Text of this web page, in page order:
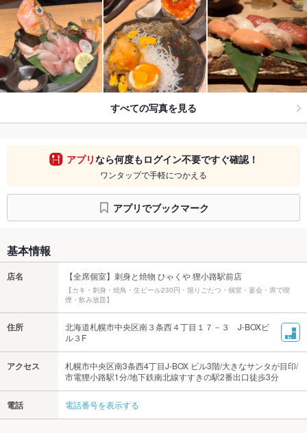
すべての写真を見る
アプリなら何度もログイン不要ですぐ確認！
ワンタップで手軽につかえる
アプリでブックマーク
基本情報
店名 【全席個室】刺身と焼物 ひゃくや 狸小路駅前店
【カキ・刺身・焼鳥・生ビール230円・堀りごたつ・個室・宴会・席で喫
煙・飲み放題】
住所
北海道札幌市中央区南３条西４丁目１７－３ J-BOXビ
ル３F
アクセス
札幌市中央区南3条西4丁目J-BOX ビル3階/大きなサンタが目印/
市電狸小路駅1分/地下鉄南北線すすきの駅2番出口徒歩3分
電話 電話番号を表示する